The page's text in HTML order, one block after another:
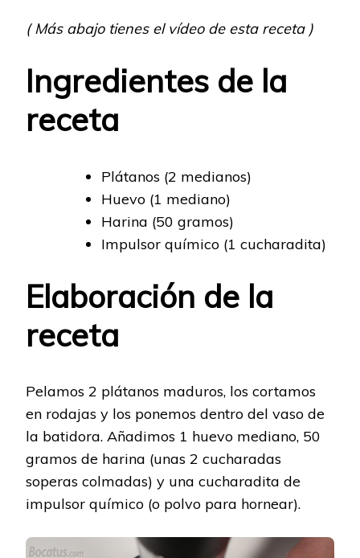
( Más abajo tienes el vídeo de esta receta )
Ingredientes de la
receta
Plátanos (2 medianos)
Huevo (1 mediano)
Harina (50 gramos)
Impulsor químico (1 cucharadita)
Elaboración de la
receta
Pelamos 2 plátanos maduros, los cortamos
en rodajas y los ponemos dentro del vaso de
la batidora. Añadimos 1 huevo mediano, 50
gramos de harina (unas 2 cucharadas
soperas colmadas) y una cucharadita de
impulsor químico (o polvo para hornear).